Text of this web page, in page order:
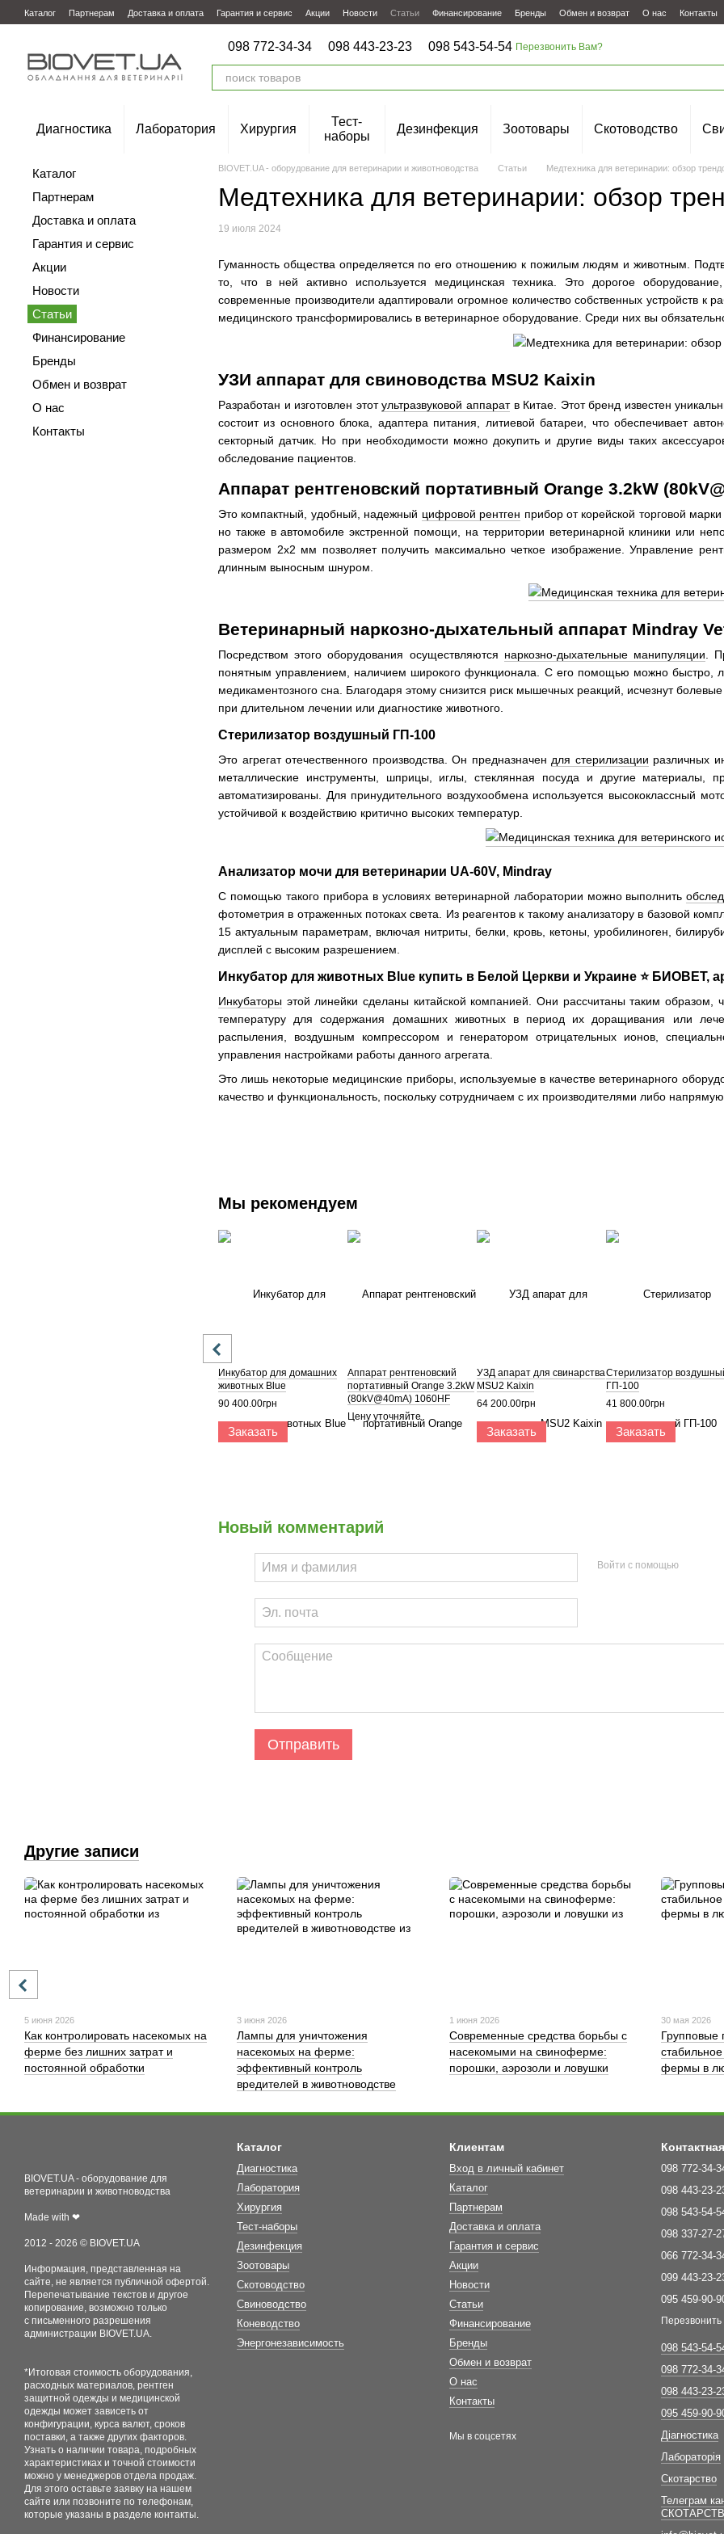
Перейти к основному контенту
Каталог Партнерам Доставка и оплата Гарантия и сервис Акции Новости Статьи Финансирование Бренды Обмен и возврат О нас Контакты
098 772-34-34 098 443-23-23 098 543-54-54 Перезвонить Вам?
Диагностика Лаборатория Хирургия
Тест-
наборы
Дезинфекция Зоотовары Скотоводство
BIOVET.UA - оборудование для ветеринарии и животноводства Статьи Медтехника для ветеринарии: обзор
Медтехника для ветеринарии: обзор
19 июля 2024
Гуманность общества определяется по его отношению к пожилым людям и животным.
то, что в ней активно используется медицинская техника. Это дорогое
современные производители адаптировали огромное количество собственных устройств
медицинского трансформировались в ветеринарное оборудование. Среди них вы
УЗИ аппарат для свиноводства MSU2 Kaixin
Разработан и изготовлен этотультразвуковой аппаратв Китае. Этот бренд известен
состоит из основного блока, адаптера питания, литиевой батареи, что обеспечивает
секторный датчик. Но при необходимости можно докупить и другие виды таких
обследование пациентов.
Аппарат рентгеновский портативный Orange 3.2kW
Это компактный, удобный, надежный цифровой рентген прибор от корейской торговой
но также в автомобиле экстренной помощи, на территории ветеринарной клиники или
размером 2х2 мм позволяет получить максимально четкое изображение. Управление
длинным выносным шнуром.
Ветеринарный наркозно-дыхательный аппарат Mindray
Посредством этого оборудования осуществляются наркозно-дыхательные манипуляции .
понятным управлением, наличием широкого функционала. С его помощью можно быстро,
медикаментозного сна. Благодаря этому снизится риск мышечных реакций, исчезнут
при длительном лечении или диагностике животного.
Стерилизатор воздушный ГП-100
Это агрегат отечественного производства. Он предназначен для стерилизации различных
металлические инструменты, шприцы, иглы, стеклянная посуда и другие материалы,
автоматизированы. Для принудительного воздухообмена используется высококлассный
устойчивой к воздействию критично высоких температур.
Анализатор мочи для ветеринарии UA-60V, Mindray
С помощью такого прибора в условиях ветеринарной лаборатории можно выполнить
фотометрия в отраженных потоках света. Из реагентов к такому анализатору в базовой
15 актуальным параметрам, включая нитриты, белки, кровь, кетоны, уробилиноген,
дисплей с высоким разрешением.
Инкубатор для животных Blue купить в Белой Церкви и Украине ⭐ БИОВЕТ,
Инкубаторы этой линейки сделаны китайской компанией. Они рассчитаны таким образом,
температуру для содержания домашних животных в период их доращивания или
распыления, воздушным компрессором и генератором отрицательных ионов,
управления настройками работы данного агрегата.
Это лишь некоторые медицинские приборы, используемые в качестве ветеринарного
качество и функциональность, поскольку сотрудничаем с их производителями либо
Мы рекомендуем
Инкубатор для домашних
животных Blue
90 400.00грн
Заказать
Аппарат рентгеновский
портативный Orange 3.2kW
(80kV@40mA) 1060HF
Цену уточняйте
УЗД апарат для свинарства
MSU2 Kaixin
64 200.00грн
Заказать
Стерилизатор
ГП-100
41 800.00грн
Заказать
Новый комментарий
Войти с помощью
Отправить
Каталог
Партнерам
Доставка и оплата
Гарантия и сервис
Акции
Новости
Статьи
Финансирование
Бренды
Обмен и возврат
О нас
Контакты
Другие записи
5 июня 2026
Как контролировать насекомых на
ферме без лишних затрат и
постоянной обработки
3 июня 2026
Лампы для уничтожения
насекомых на ферме:
эффективный контроль
вредителей в животноводстве
1 июня 2026
Современные средства борьбы с
насекомыми на свиноферме:
порошки, аэрозоли и ловушки
30 мая 2026
Групповые
фермы в
BIOVET.UA - оборудование для
ветеринарии и животноводства
Made with ❤
2012 - 2026 © BIOVET.UA
Информация, представленная на
сайте, не является публичной офертой.
Перепечатывание текстов и другое
копирование, возможно только
с письменного разрешения
администрации BIOVET.UA.
*Итоговая стоимость оборудования,
расходных материалов, рентген
защитной одежды и медицинской
одежды может зависеть от
конфигурации, курса валют, сроков
поставки, а также других факторов.
Узнать о наличии товара, подробных
характеристиках и точной стоимости
можно у менеджеров отдела продаж.
Для этого оставьте заявку на нашем
сайте или позвоните по телефонам,
которые указаны в разделе контакты.
Каталог
Диагностика
Лаборатория
Хирургия
Тест-наборы
Дезинфекция
Зоотовары
Скотоводство
Свиноводство
Коневодство
Энергонезависимость
Клиентам
Вход в личный кабинет
Каталог
Партнерам
Доставка и оплата
Гарантия и сервис
Акции
Новости
Статьи
Финансирование
Бренды
Обмен и возврат
О нас
Контакты
Мы в соцсетях
098 772-34-
098 443-23-
098 543-54-
098 337-27-
066 772-34-
099 443-23-
095 459-90-
098 543-54-
098 772-34-
098 443-23-
095 459-90-
Діагностика
Лабораторія
Скотарство
Телеграм